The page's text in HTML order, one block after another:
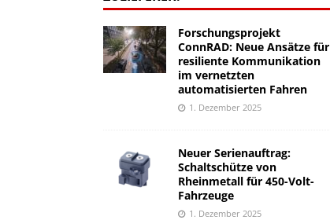
Forschungsprojekt
ConnRAD: Neue Ansätze für
resiliente Kommunikation
im vernetzten
automatisierten Fahren
1. Dezember 2025
Neuer Serienauftrag:
Schaltschütze von
Rheinmetall für 450-Volt-
Fahrzeuge
1. Dezember 2025